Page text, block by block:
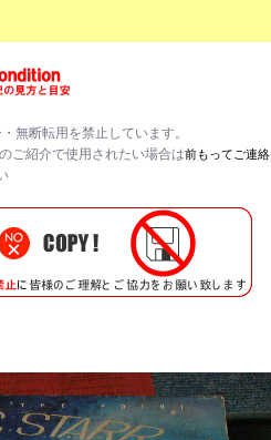
無断転用を禁止 しています。
ご紹介で使用されたい場合は前もってご連絡